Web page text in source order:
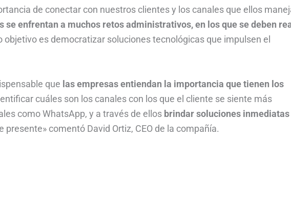
de conectar con nuestros clientes y los canales que ellos
se enfrentan a muchos retos administrativos, en los que se deben
objetivo es democratizar soluciones tecnológicas que impulsen el
que las empresas entiendan la importancia que tienen los
cuáles son los canales con los que el cliente se siente más
como WhatsApp, y a través de ellos brindar soluciones inmediatas
presente» comentó David Ortiz, CEO de la compañía.